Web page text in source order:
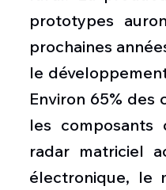
prototypes
prochaines
le
Environ 65% des
les composants
radar matriciel
électronique, le